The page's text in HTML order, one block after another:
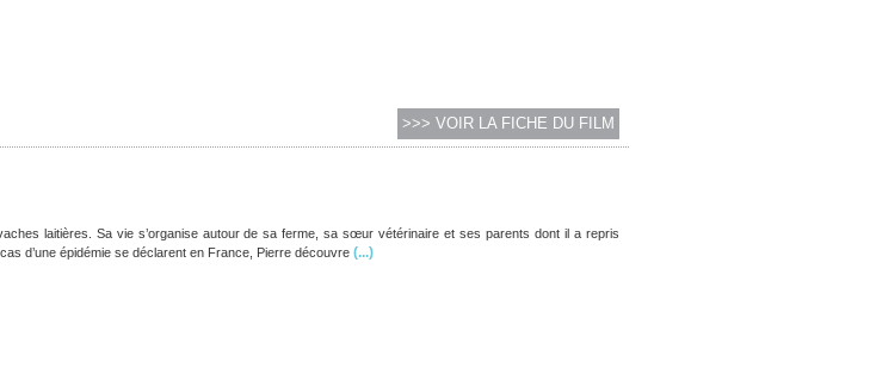
>>> VOIR LA FICHE DU FILM
laitières. Sa vie s’organise autour de sa ferme, sa sœur vétérinaire et ses parents dont il a repris
d’une épidémie se déclarent en France, Pierre découvre(...)